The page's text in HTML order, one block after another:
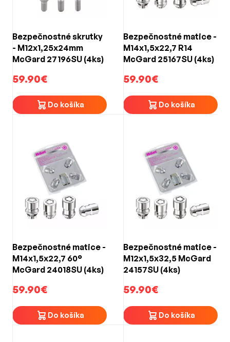
Bezpečnostné skrutky
- M12x1,25x24mm
McGard 27196SU (4ks)
59.90€
Do košíka
Bezpečnostné matice -
M14x1,5x22,7 R14
McGard 25167SU (4ks)
59.90€
Do košíka
Bezpečnostné matice -
M14x1,5x22,7 60°
McGard 24018SU (4ks)
59.90€
Do košíka
Bezpečnostné matice -
M12x1,5x32,5 McGard
24157SU (4ks)
59.90€
Do košíka